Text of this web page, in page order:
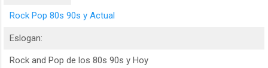
Rock Pop 80s 90s y Actual
Eslogan:
Rock and Pop de los 80s 90s y Hoy